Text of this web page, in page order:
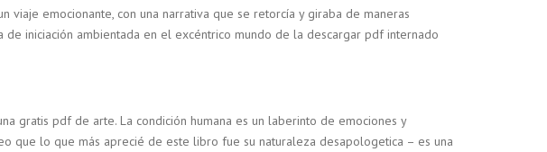
viaje emocionante, con una narrativa que se retorcía y giraba de maneras
iniciación ambientada en el excéntrico mundo de la descargar pdf internado
gratis pdf de arte. La condición humana es un laberinto de emociones y
que lo que más aprecié de este libro fue su naturaleza desapologetica – es una